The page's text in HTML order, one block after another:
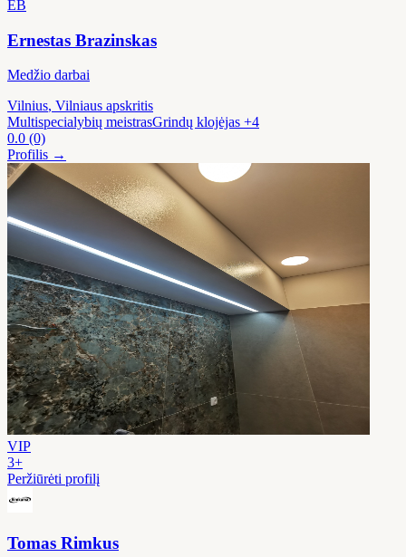
EB
Ernestas Brazinskas
Medžio darbai
Vilnius, Vilniaus apskritis
Multispecialybių meistrasGrindų klojėjas +4
0.0 (0)
Profilis →
VIP
3+
Peržiūrėti profilį
Tomas Rimkus